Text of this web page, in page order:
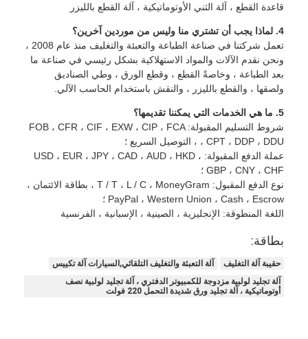
قبل معدات الصحافة
مستهلكات أخرى
آلة الوسم الليزر
آلة تشكيل كيس ورق
آلة التغليف التلقائية
قاعدة القطع ، آلة الثني الأوتوماتيكية ، آلة القطع بالليزر
4. لماذا يجب أن تشتري منا وليس من موردين آخرين؟
تعمل شركتنا في صناعة الطباعة والتعبئة والتغليف منذ عام 2008 ،
ونحن نقدم الآلات والمواد الاستهلاكية بشكل رئيسي في صناعة ما
بعد الطباعة ، وخاصةً القطع ، وقطع الورق ، وطي الصناديق
ولصقها ، والقطع بالليزر ، والنقش باستخدام الحاسب الآلي.
5. ما هي الخدمات التي يمكننا تقديمها؟
شروط التسليم المقبولة: FOB ، CFR ، CIF ، EXW ، CIP ، FCA
، CPT ، DDP ، DDU ، التوصيل السريع ؛
عملة الدفع المقبولة: USD ، EUR ، JPY ، CAD ، AUD ، HKD ،
GBP ، CNY ، CHF ؛
نوع الدفع المقبول: T / T ، L / C ، MoneyGram ، بطاقة الائتمان ،
PayPal ، Western Union ، Cash ، Escrow ؛
اللغة المنطوقة: الإنجليزية ، الصينية ، الإسبانية ، الفرنسية
بطاقة:
حقيبة آلة التغليف
آلة التعبئة والتغليف التلقائي,السيارات آلة تكييس
آلة تجليد لولبية مزدوجة للكمبيوتر الدفتري ، آلة تجليد لولبية نصف
أوتوماتيكية ، آلة تجليد ورق شديدة التحمل 220 فولت